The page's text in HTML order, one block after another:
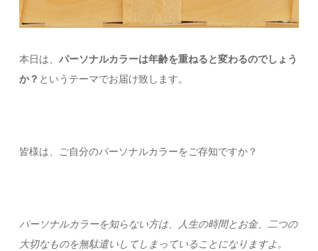
本日は、パーソナルカラーは年齢を重ねると変わるのでしょう
か？ というテーマでお届け致します。
皆様は、ご自分のパーソナルカラーをご存知ですか？
パーソナルカラーを知らない方は、人生の時間とお金、二つの
大切なものを無駄遣いしてしまっていることになりますよ。